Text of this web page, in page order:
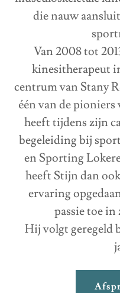
die nauw
Van 2008 tot
kinesitherapeut
centrum van Stany
één van de
heeft tijdens zijn
begeleiding bij
en Sporting
heeft Stijn dan
ervaring
passie toe
Hij volgt geregeld